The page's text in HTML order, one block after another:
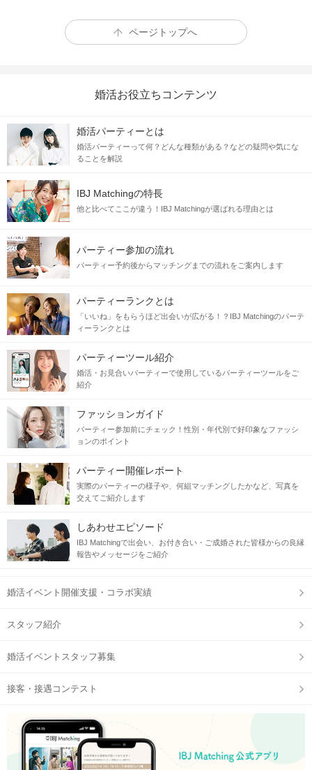
容姿も性格も妥協したくない！
◇落ち着いていて言葉遣いも
◇目鼻立ちのはっきりとした「顔立ち」
◇小物や靴にも気を使っていて
当日の流れ
STEP1 受付開始
「QRコード」にて受付を行います。
公式アプリの参加予定ページに表示。
STEP2 パーティー進行の説明
スタッフが巡回しております。
お気軽にお声掛け下さいませ！
1対1で全員の方とお話しができます。
STEP4 アピールタイム
ページトップへ
婚活お役立ちコンテンツ
婚活パーティーとは
婚活パーティーって何？どんな種類がある？などの疑問や気にな
ることを解説
IBJ Matchingの特長
他と比べてここが違う！IBJ Matchingが選ばれる理由とは
パーティー参加の流れ
パーティー予約後からマッチングまでの流れをご案内します
パーティーランクとは
「いいね」をもらうほど出会いが広がる！？IBJ Matchingのパーテ
ィーランクとは
パーティーツール紹介
婚活・お見合いパーティーで使用しているパーティーツールをご
紹介
ファッションガイド
パーティー参加前にチェック！性別・年代別で好印象なファッシ
ョンのポイント
パーティー開催レポート
実際のパーティーの様子や、何組マッチングしたかなど、写真を
交えてご紹介します
しあわせエピソード
IBJ Matchingで出会い、お付き合い・ご成婚された皆様からの良縁
報告やメッセージをご紹介
婚活イベント開催支援・コラボ実績
スタッフ紹介
婚活イベントスタッフ募集
接客・接遇コンテスト